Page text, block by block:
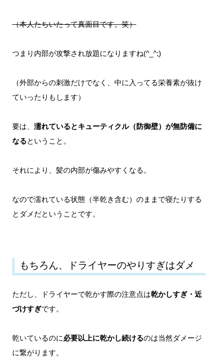
（本人たちいたって真面目です。笑）
つまり内部が攻撃され放題になりますね(^_^;)
（外部からの刺激だけでなく、中に入ってる栄養素が抜け
ていったりもします）
要は、 濡れているとキューティクル（防御壁）が無防備に
なるということ。
それにより、髪の内部が傷みやすくなる。
なので濡れている状態（半乾き含む）のままで寝たりする
とダメだということです。
もちろん、ドライヤーのやりすぎはダメ
ただし、ドライヤーで乾かす際の注意点は乾かしすぎ・近
づけすぎです。
乾いているのに必要以上に乾かし続けるのは当然ダメージ
に繋がります。